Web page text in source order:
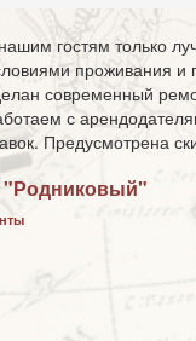
гостям только
проживания и
современный
с
Предусмотрена
"Родниковый"